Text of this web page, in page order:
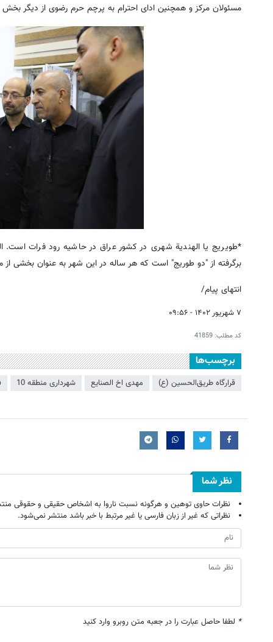
مسئولان مرکز و همچنین ادای احترام به پرچم حرم رضوی از دیگر
*طویریج یا الهندیة شهری در کشور عراق در حاشیه رود فرات است.
برگرفته از "دو طوریج" است که هر ساله در این شهر به عنوان بخشی از
انتهای پیام/
۷ شهریور ۱۴۰۲ - ۰۹:۵۶
کد مطلب: 41859
برچسب‌ها
قرارگاه طریق‌الحسین (ع) مهدی اخ الصنایع شهرداری منطقه 10
نظر شما
نظرات حاوی توهین و هرگونه نسبت ناروا به اشخاص حقیقی و حقوقی
نظراتی که غیر از زبان فارسی یا غیر مرتبط با خبر باشد منتشر نمی‌شود.
* لطفا حاصل عبارت را در جعبه متن روبرو وارد کنید